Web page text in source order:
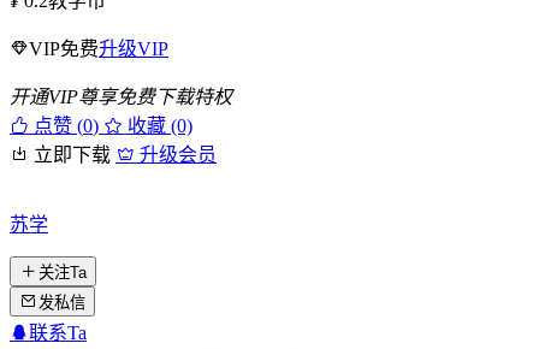
VIP免费升级VIP
开通VIP尊享免费下载特权
点赞 (0)
收藏 (0)
立即下载
升级会员
苏学
关注Ta
发私信
联系Ta